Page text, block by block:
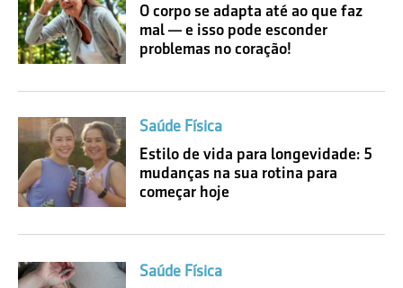
O corpo se adapta até ao que faz
mal — e isso pode esconder
problemas no coração!
Saúde Física
Estilo de vida para longevidade: 5
mudanças na sua rotina para
começar hoje
Saúde Física